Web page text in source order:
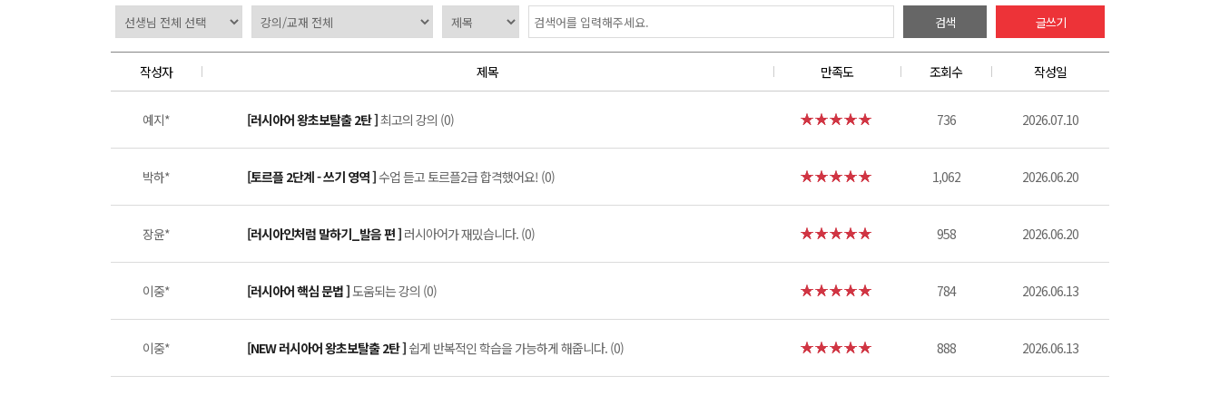
검색 글쓰기
작성자 제목 만족도 조회수 작성일
예지* [러시아어 왕초보탈출 2탄 ]최고의 강의 (0) 736 2026.07.10
박하* [토르플 2단계 - 쓰기 영역 ]수업 듣고 토르플2급 합격했어요! (0) 1,062 2026.06.20
장윤* [러시아인처럼 말하기_발음 편 ] 러시아어가 재밌습니다. (0) 958 2026.06.20
이중* [러시아어 핵심 문법 ]도움되는 강의 (0) 784 2026.06.13
이중* [NEW 러시아어 왕초보탈출 2탄 ] 쉽게 반복적인 학습을 가능하게 해줍니다. (0) 888 2026.06.13